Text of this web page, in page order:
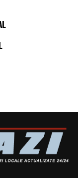
PRODUCTIONS
S&I BEST